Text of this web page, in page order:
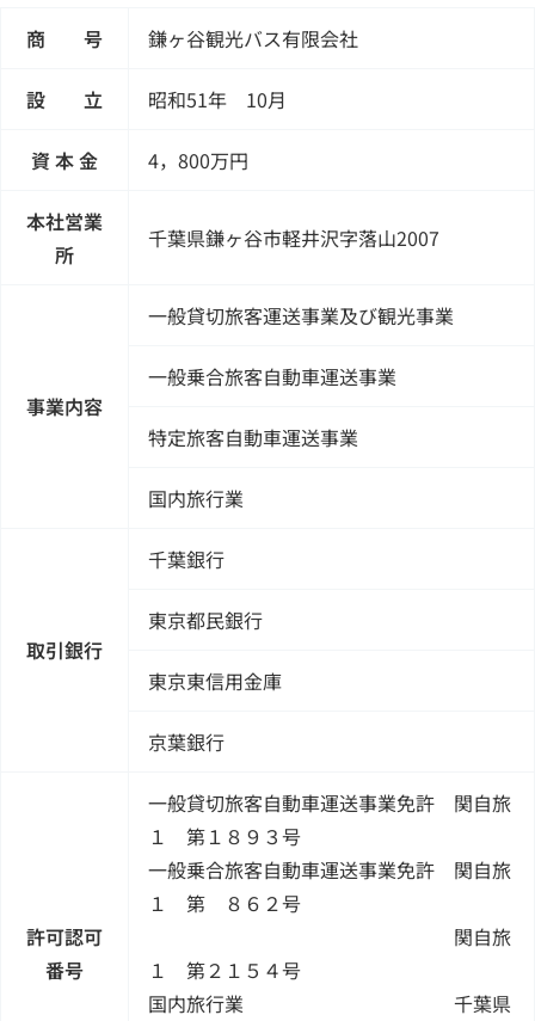
商 号 鎌ヶ谷観光バス有限会社
設 立 昭和51年 10月
資 本 金 4，800万円
本社営業
所
千葉県鎌ヶ谷市軽井沢字落山2007
事業内容
一般貸切旅客運送事業及び観光事業
一般乗合旅客自動車運送事業
特定旅客自動車運送事業
国内旅行業
取引銀行
千葉銀行
東京都民銀行
東京東信用金庫
京葉銀行
許可認可
番号
一般貸切旅客自動車運送事業免許 関自旅
１ 第１８９３号
一般乗合旅客自動車運送事業免許 関自旅
１ 第 ８６２号
関自旅
１ 第２１５４号
国内旅行業 千葉県